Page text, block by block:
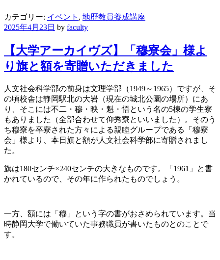
カテゴリー: イベント , 地歴教員養成講座
2025年4月23日 by faculty
【大学アーカイヴズ】「穆寮会」様よ
り旗と額を寄贈いただきました
人文社会科学部の前身は文理学部（1949～1965）ですが、そ
の頃校舎は静岡駅北の大岩（現在の城北公園の場所）にあ
り、そこには不二・穆・映・魁・悟という名の5棟の学生寮
もありました（全部合わせて仰秀寮といいました）。そのう
ち穆寮を卒寮された方々による親睦グループである「穆寮
会」様より、本日旗と額が人文社会科学部に寄贈されまし
た。
旗は180センチ×240センチの大きなものです。「1961」と書
かれているので、その年に作られたものでしょう。
一方、額には「穆」という字の書がおさめられています。当
時静岡大学で働いていた事務職員が書いたものとのことで
す。